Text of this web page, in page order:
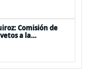
Comisión de
a la